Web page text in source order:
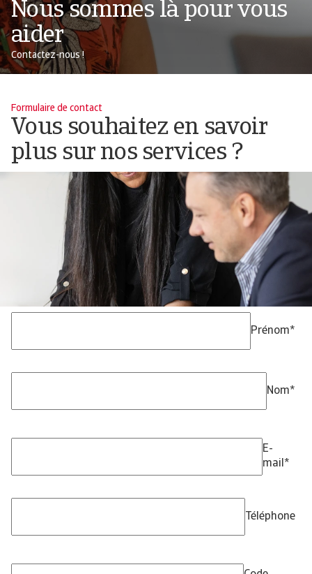
Nous sommes là pour vous
aider
Contactez-nous !
Formulaire de contact
Vous souhaitez en savoir
plus sur nos services ?
Prénom*
Nom*
E-
mail *
Téléphone